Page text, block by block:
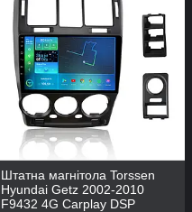
Штатна магнітола Torssen
Hyundai Getz 2002-2010
F9432 4G Carplay DSP